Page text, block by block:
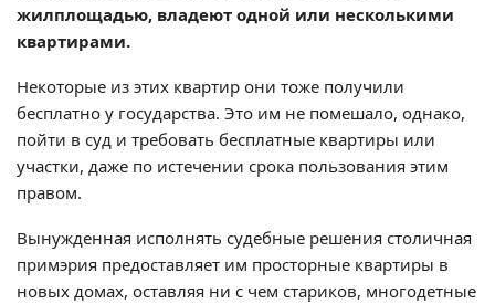
жилплощадью, владеют одной или несколькими
квартирами.
Некоторые из этих квартир они тоже получили
бесплатно у государства. Это им не помешало, однако,
пойти в суд и требовать бесплатные квартиры или
участки, даже по истечении срока пользования этим
правом.
Вынужденная исполнять судебные решения столичная
примэрия предоставляет им просторные квартиры в
новых домах, оставляя ни с чем стариков, многодетные